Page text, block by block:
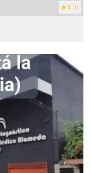
5 (1)